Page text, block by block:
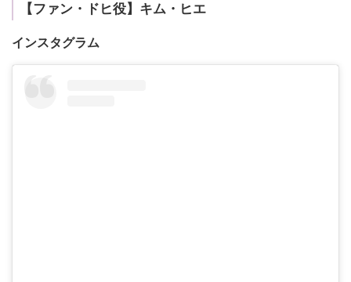
【ファン・ドヒ役】キム・ヒエ
インスタグラム